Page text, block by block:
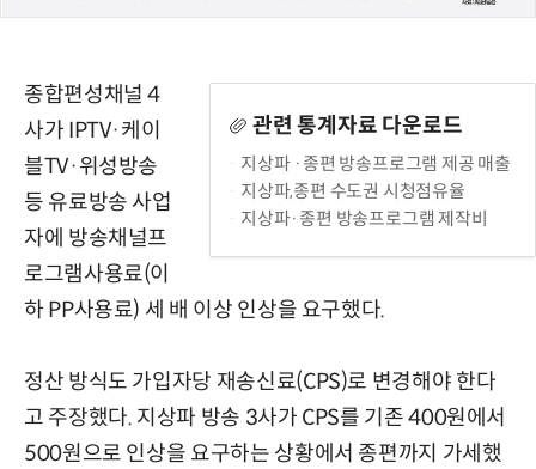
관련 통계자료 다운로드
지상파 ·종편 방송프로그램 제공 매출
지상파,종편 수도권 시청점유율
지상파·종편 방송프로그램 제작비
종합편성채널 4
사가 IPTV·케이
블TV·위성방송
등 유료방송 사업
자에 방송채널프
로그램사용료(이
하 PP사용료) 세 배 이상 인상을 요구했다.
정산 방식도 가입자당 재송신료(CPS)로 변경해야 한다
고 주장했다. 지상파 방송 3사가 CPS를 기존 400원에서
500원으로 인상을 요구하는 상황에서 종편까지 가세했